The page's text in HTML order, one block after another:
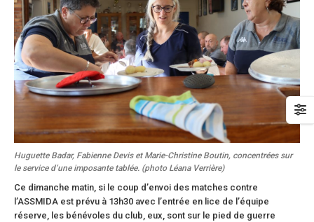
Huguette Badar, Fabienne Devis et Marie-Christine Boutin, concentrées sur
le service d’une imposante tablée. (photo Léana Verrière)
Ce dimanche matin, si le coup d’envoi des matches contre
l’ASSMIDA est prévu à 13h30 avec l’entrée en lice de l’équipe
réserve, les bénévoles du club, eux, sont sur le pied de guerre